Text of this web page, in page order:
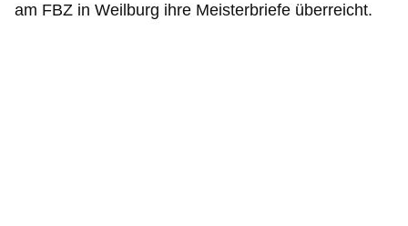
am FBZ in Weilburg ihre Meisterbriefe überreicht.